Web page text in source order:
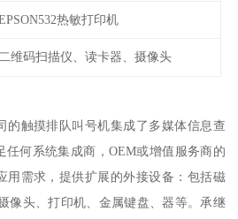
热敏打印机
维码扫描仪、读卡器、摄像头
的触摸排队叫号机集成了多媒体信息查
任何系统集成商，OEM或增值服务商的
用需求，提供扩展的外接设备：包括磁
像头、打印机、金属键盘、器等。承继